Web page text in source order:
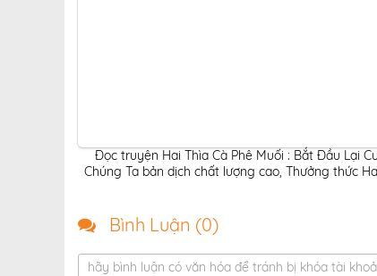
Đọc truyện Hai Thìa Cà Phê Muối : Bắt Đầu Lại
Chúng Ta bản dịch chất lượng cao, Thưởng thức
Bình Luận (0)
hãy bình luận có văn hóa để tránh bị khóa tài